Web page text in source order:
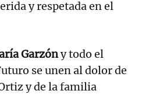
y respetada en el
Garzóny todo el
se unen al dolor de
y de la familia